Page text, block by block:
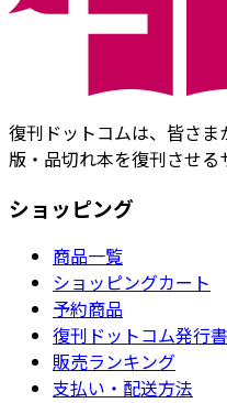
復刊ドットコムは、皆さ
版・品切れ本を復刊させる
ショッピング
商品一覧
ショッピングカート
予約商品
復刊ドットコム発行
販売ランキング
支払い・配送方法